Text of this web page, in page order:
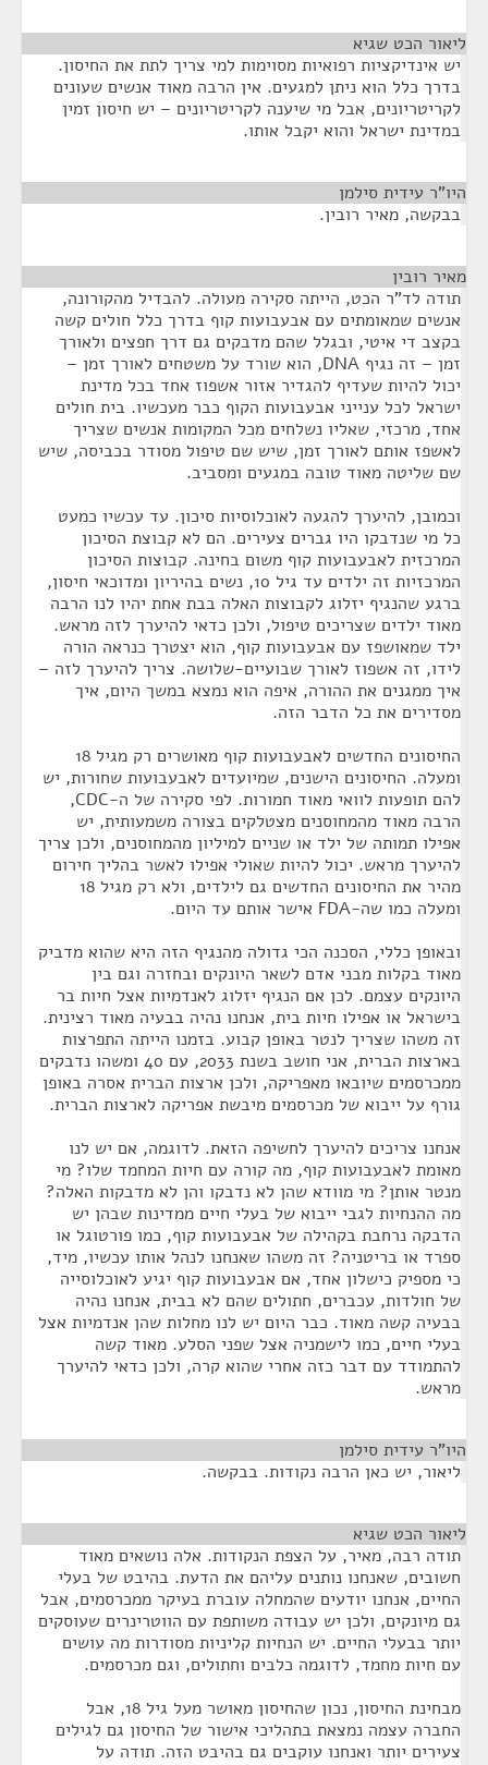
ליאור הכט שגיא
יש אינדיקציות רפואיות מסוימות למי צריך לתת את החיסון.
בדרך כלל הוא ניתן למגעים. אין הרבה מאוד אנשים שעונים
לקריטריונים, אבל מי שיענה לקריטריונים – יש חיסון זמין
במדינת ישראל והוא יקבל אותו.
היו"ר עידית סילמן
בבקשה, מאיר רובין.
מאיר רובין
תודה לד"ר הכט, הייתה סקירה מעולה. להבדיל מהקורונה,
אנשים שמאומתים עם אבעבועות קוף בדרך כלל חולים קשה
בקצב די איטי, ובגלל שהם מדבקים גם דרך חפצים ולאורך
זמן – זה נגיף DNA, הוא שורד על משטחים לאורך זמן –
יכול להיות שעדיף להגדיר אזור אשפוז אחד בכל מדינת
ישראל לכל ענייני אבעבועות הקוף כבר מעכשיו. בית חולים
אחד, מרכזי, שאליו נשלחים מכל המקומות אנשים שצריך
לאשפז אותם לאורך זמן, שיש שם טיפול מסודר בכביסה, שיש
שם שליטה מאוד טובה במגעים ומסביב.
וכמובן, להיערך להגעה לאוכלוסיות סיכון. עד עכשיו כמעט
כל מי שנדבקו היו גברים צעירים. הם לא קבוצת הסיכון
המרכזית לאבעבועות קוף משום בחינה. קבוצות הסיכון
המרכזיות זה ילדים עד גיל 10, נשים בהיריון ומדוכאי חיסון,
ברגע שהנגיף יזלוג לקבוצות האלה בבת אחת יהיו לנו הרבה
מאוד ילדים שצריכים טיפול, ולכן כדאי להיערך לזה מראש.
ילד שמאושפז עם אבעבועות קוף, הוא יצטרך כנראה הורה
לידו, זה אשפוז לאורך שבועיים-שלושה. צריך להיערך לזה –
איך ממגנים את ההורה, איפה הוא נמצא במשך היום, איך
מסדירים את כל הדבר הזה.
החיסונים החדשים לאבעבועות קוף מאושרים רק מגיל 18
ומעלה. החיסונים הישנים, שמיועדים לאבעבועות שחורות, יש
להם תופעות לוואי מאוד חמורות. לפי סקירה של ה-CDC,
הרבה מאוד מהמחוסנים מצטלקים בצורה משמעותית, יש
אפילו תמותה של ילד או שניים למיליון מהמחוסנים, ולכן צריך
להיערך מראש. יכול להיות שאולי אפילו לאשר בהליך חירום
מהיר את החיסונים החדשים גם לילדים, ולא רק מגיל 18
ומעלה כמו שה-FDA אישר אותם עד היום.
ובאופן כללי, הסכנה הכי גדולה מהנגיף הזה היא שהוא מדביק
מאוד בקלות מבני אדם לשאר היונקים ובחזרה וגם בין
היונקים עצמם. לכן אם הנגיף יזלוג לאנדמיות אצל חיות בר
בישראל או אפילו חיות בית, אנחנו נהיה בבעיה מאוד רצינית.
זה משהו שצריך לנטר באופן קבוע. בזמנו הייתה התפרצות
בארצות הברית, אני חושב בשנת 2033, עם 40 ומשהו נדבקים
ממכרסמים שיובאו מאפריקה, ולכן ארצות הברית אסרה באופן
גורף על ייבוא של מכרסמים מיבשת אפריקה לארצות הברית.
אנחנו צריכים להיערך לחשיפה הזאת. לדוגמה, אם יש לנו
מאומת לאבעבועות קוף, מה קורה עם חיות המחמד שלו? מי
מנטר אותן? מי מוודא שהן לא נדבקו והן לא מדבקות האלה?
מה ההנחיות לגבי ייבוא של בעלי חיים ממדינות שבהן יש
הדבקה נרחבת בקהילה של אבעבועות קוף, כמו פורטוגל או
ספרד או בריטניה? זה משהו שאנחנו לנהל אותו עכשיו, מיד,
כי מספיק כישלון אחד, אם אבעבועות קוף יגיע לאוכלוסייה
של חולדות, עכברים, חתולים שהם לא בבית, אנחנו נהיה
בבעיה קשה מאוד. כבר היום יש לנו מחלות שהן אנדמיות אצל
בעלי חיים, כמו לישמניה אצל שפני הסלע. מאוד קשה
להתמודד עם דבר כזה אחרי שהוא קרה, ולכן כדאי להיערך
מראש.
היו"ר עידית סילמן
ליאור, יש כאן הרבה נקודות. בבקשה.
ליאור הכט שגיא
תודה רבה, מאיר, על הצפת הנקודות. אלה נושאים מאוד
חשובים, שאנחנו נותנים עליהם את הדעת. בהיבט של בעלי
החיים, אנחנו יודעים שהמחלה עוברת בעיקר ממכרסמים, אבל
גם מיונקים, ולכן יש עבודה משותפת עם הווטרינרים שעוסקים
יותר בבעלי החיים. יש הנחיות קליניות מסודרות מה עושים
עם חיות מחמד, לדוגמה כלבים וחתולים, וגם מכרסמים.
מבחינת החיסון, נכון שהחיסון מאושר מעל גיל 18, אבל
החברה עצמה נמצאת בתהליכי אישור של החיסון גם לגילים
צעירים יותר ואנחנו עוקבים גם בהיבט הזה. תודה על